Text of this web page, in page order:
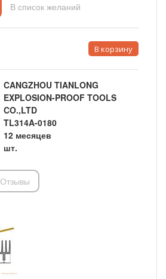
В список желаний
CANGZHOU TIANLONG
EXPLOSION-PROOF TOOLS
CO.,LTD
TL314A-0180
12 месяцев
шт.
Отзывы